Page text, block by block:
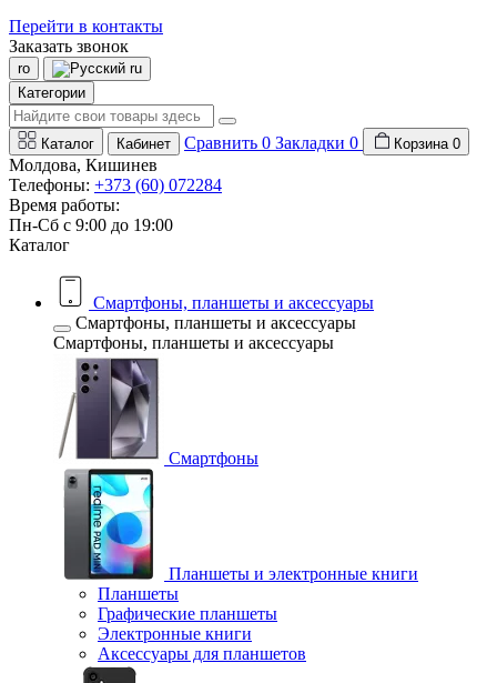
Перейти в контакты
Заказать звонок
ro
ru
Категории
Каталог Кабинет Сравнить 0 Закладки 0 Корзина 0
Молдова, Кишинев
Телефоны: +373 (60) 072284
Время работы:
Пн-Сб с 9:00 до 19:00
Каталог
Смартфоны, планшеты и аксессуары
Смартфоны, планшеты и аксессуары
Смартфоны, планшеты и аксессуары
Смартфоны
Планшеты и электронные книги
Планшеты
Графические планшеты
Электронные книги
Аксессуары для планшетов